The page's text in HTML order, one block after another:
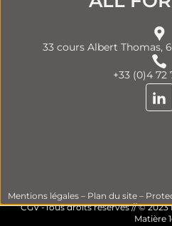
33 cours Albert Thomas,
+33 (0)4 72
Mentions légales – Plan du site –
CGV-Tous droits réservés // ©
Matière